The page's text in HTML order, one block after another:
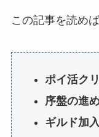
この記事を読め
ポイ活ク
序盤の進
ギルド加